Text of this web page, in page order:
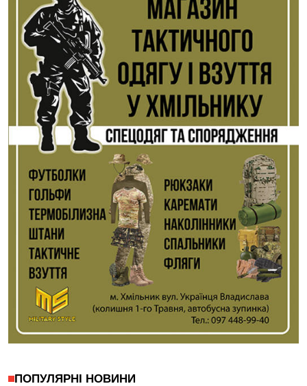
ПОПУЛЯРНІ НОВИНИ